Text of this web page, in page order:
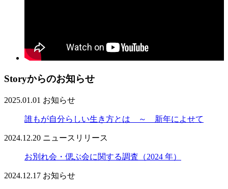
Storyからのお知らせ
2025.01.01 お知らせ
誰もが自分らしい生き方とは ～ 新年によせて
2024.12.20 ニュースリリース
お別れ会・偲ぶ会に関する調査（2024 年）
2024.12.17 お知らせ